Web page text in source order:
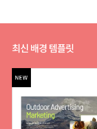
최신 배경 템플릿